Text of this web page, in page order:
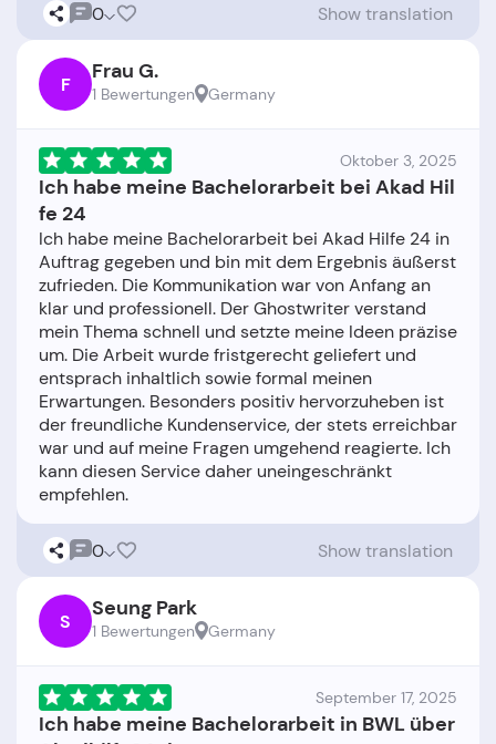
0 Show translation
F Frau G.
1 Bewertungen Germany
Oktober 3, 2025
Ich habe meine Bachelorarbeit bei Akad Hil
fe 24
Ich habe meine Bachelorarbeit bei Akad Hilfe 24 in
Auftrag gegeben und bin mit dem Ergebnis äußerst
zufrieden. Die Kommunikation war von Anfang an
klar und professionell. Der Ghostwriter verstand
mein Thema schnell und setzte meine Ideen präzise
um. Die Arbeit wurde fristgerecht geliefert und
entsprach inhaltlich sowie formal meinen
Erwartungen. Besonders positiv hervorzuheben ist
der freundliche Kundenservice, der stets erreichbar
war und auf meine Fragen umgehend reagierte. Ich
kann diesen Service daher uneingeschränkt
0 Show translation
S Seung Park
1 Bewertungen Germany
September 17, 2025
Ich habe meine Bachelorarbeit in BWL über